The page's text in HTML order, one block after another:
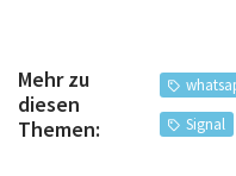
Mehr zu
diesen
Themen:
Signal